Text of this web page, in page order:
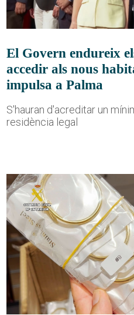
El Govern endureix
accedir als nous
impulsa a Palma
S'hauran d'acreditar un
residència legal